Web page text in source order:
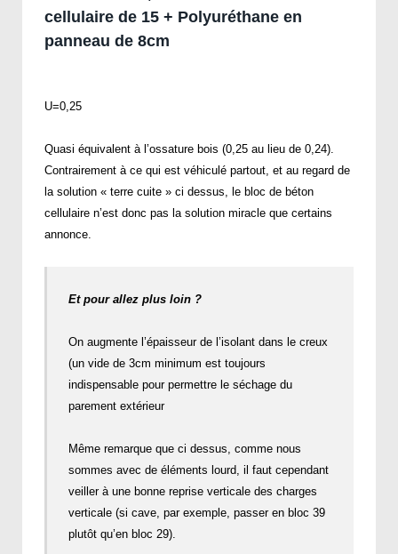
cellulaire de 15 + Polyuréthane en
panneau de 8cm
U=0,25
Quasi équivalent à l’ossature bois (0,25 au lieu de 0,24).
Contrairement à ce qui est véhiculé partout, et au regard de
la solution « terre cuite » ci dessus, le bloc de béton
cellulaire n’est donc pas la solution miracle que certains
annonce.
Et pour allez plus loin ?
On augmente l’épaisseur de l’isolant dans le creux
(un vide de 3cm minimum est toujours
indispensable pour permettre le séchage du
parement extérieur
Même remarque que ci dessus, comme nous
sommes avec de éléments lourd, il faut cependant
veiller à une bonne reprise verticale des charges
verticale (si cave, par exemple, passer en bloc 39
plutôt qu’en bloc 29).